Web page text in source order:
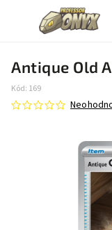
Antique Old
Kód: 169